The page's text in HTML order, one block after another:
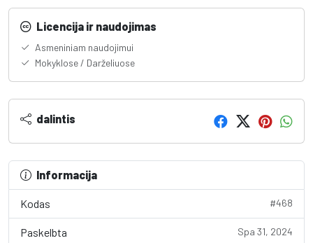
Licencija ir naudojimas
Asmeniniam naudojimui
Mokyklose / Darželiuose
dalintis
Informacija
Kodas #468
Paskelbta Spa 31, 2024